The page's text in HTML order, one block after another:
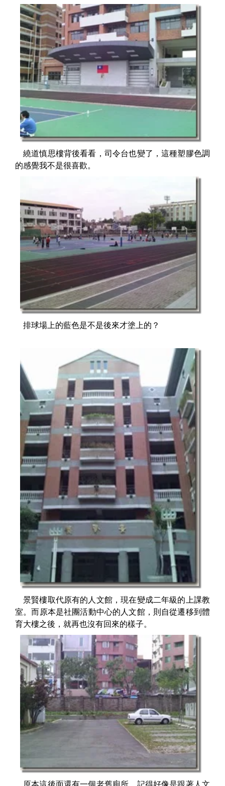
繞道慎思樓背後看看，司令台也變了，這種塑膠色調
的感覺我不是很喜歡。
排球場上的藍色是不是後來才塗上的？
景賢樓取代原有的人文館，現在變成二年級的上課教
室。而原本是社團活動中心的人文館，則自從遷移到體
育大樓之後，就再也沒有回來的樣子。
原本這後面還有一個老舊廁所，記得好像是跟著人文